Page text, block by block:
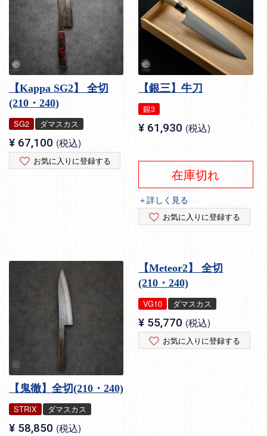
【Kappa SG2】 全切
(210・240)
SG2 ダマスカス
¥ 67,100 税込
お気に入りに登録する
【銀三】牛刀
銀3
¥ 61,930 税込
在庫切れ
＋詳しく見る
お気に入りに登録する
【鬼徹】全切(210・240)
STRIX ダマスカス
¥ 58,850 税込
【Meteor2】 全切
(210・240)
VG10 ダマスカス
¥ 55,770 税込
お気に入りに登録する